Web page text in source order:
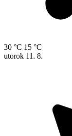
30 °C 15 °C
utorok 11. 8.